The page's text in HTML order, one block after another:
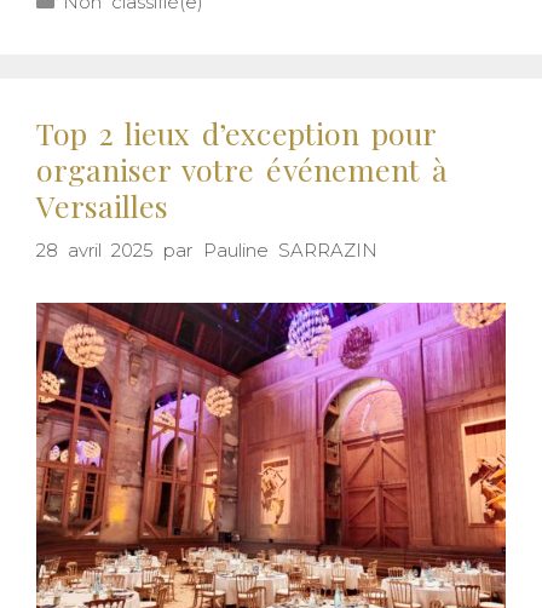
Top 2 lieux d’exception pour
organiser votre événement à
Versailles
28 avril 2025 par Pauline SARRAZIN